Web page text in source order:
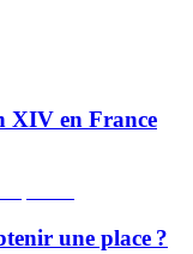
XIV en France
une place ?